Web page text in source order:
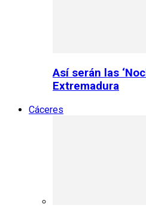
Así serán las
Extremadura
Cáceres